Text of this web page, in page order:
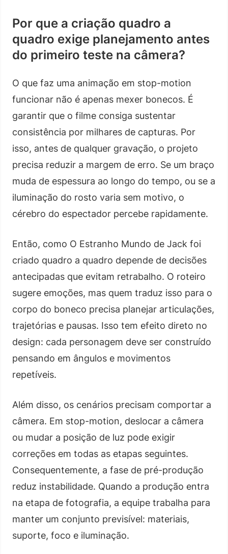
Por que a criação quadro a
quadro exige planejamento antes
do primeiro teste na câmera?
O que faz uma animação em stop-motion
funcionar não é apenas mexer bonecos. É
garantir que o filme consiga sustentar
consistência por milhares de capturas. Por
isso, antes de qualquer gravação, o projeto
precisa reduzir a margem de erro. Se um braço
muda de espessura ao longo do tempo, ou se a
iluminação do rosto varia sem motivo, o
cérebro do espectador percebe rapidamente.
Então, como O Estranho Mundo de Jack foi
criado quadro a quadro depende de decisões
antecipadas que evitam retrabalho. O roteiro
sugere emoções, mas quem traduz isso para o
corpo do boneco precisa planejar articulações,
trajetórias e pausas. Isso tem efeito direto no
design: cada personagem deve ser construído
pensando em ângulos e movimentos
repetíveis.
Além disso, os cenários precisam comportar a
câmera. Em stop-motion, deslocar a câmera
ou mudar a posição de luz pode exigir
correções em todas as etapas seguintes.
Consequentemente, a fase de pré-produção
reduz instabilidade. Quando a produção entra
na etapa de fotografia, a equipe trabalha para
manter um conjunto previsível: materiais,
suporte, foco e iluminação.